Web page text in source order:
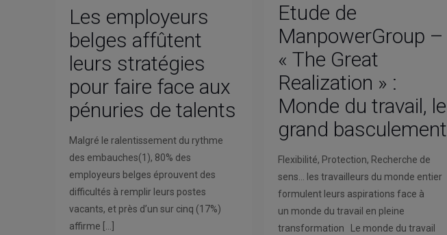
Les employeurs
belges affûtent
leurs stratégies
pour faire face aux
pénuries de talents
Malgré le ralentissement du rythme
des embauches(1), 80% des
employeurs belges éprouvent des
difficultés à remplir leurs postes
vacants, et près d’un sur cinq (17%)
affirme […]
Etude de
ManpowerGroup –
« The Great
Realization » :
Monde du travail, le
grand basculement
Flexibilité, Protection, Recherche de
sens… les travailleurs du monde entier
formulent leurs aspirations face à
un monde du travail en pleine
transformation Le monde du travail